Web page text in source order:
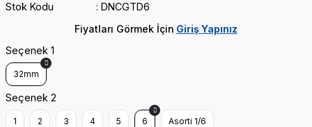
Stok Kodu
DNCGTD6
Fiyatları Görmek İçin Giriş Yapınız
Seçenek 1
32mm
Seçenek 2
1 2 3 4 5 6 Asorti 1/6